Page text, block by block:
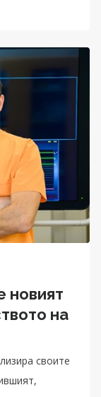
новият
на
своите